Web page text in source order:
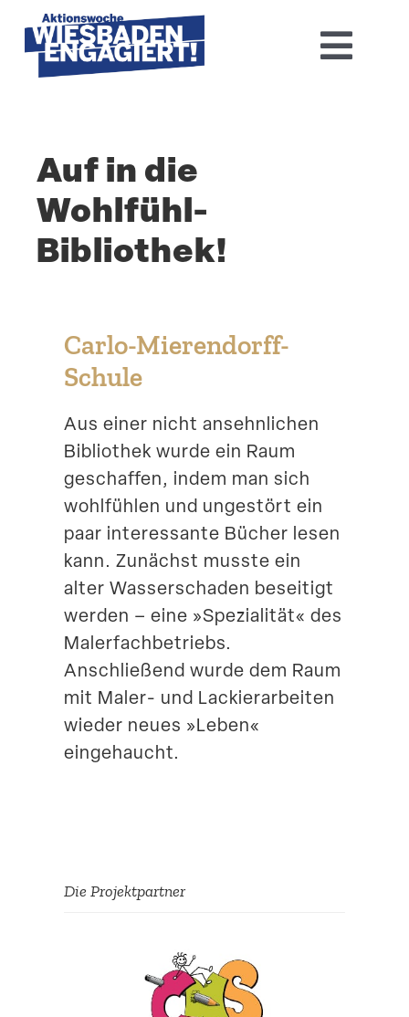
content
Aktions­woche 2026
Basis-Infos
Dokumen­tation 2025
Suche
Auf in die
Wohlfühl-
Bibliothek!
Carlo-Mierendorff-
Schule
Aus einer nicht ansehn­lichen
Bibliothek wurde ein Raum
geschaffen, indem man sich
wohlfühlen und ungestört ein
paar inter­es­sante Bücher lesen
kann. Zunächst musste ein
alter Wasser­schaden beseitigt
werden – eine »Spezia­lität« des
Maler­fach­be­triebs.
Anschließend wurde dem Raum
mit Maler- und Lackier­ar­beiten
wieder neues »Leben«
eingehaucht.
Die Projekt­partner